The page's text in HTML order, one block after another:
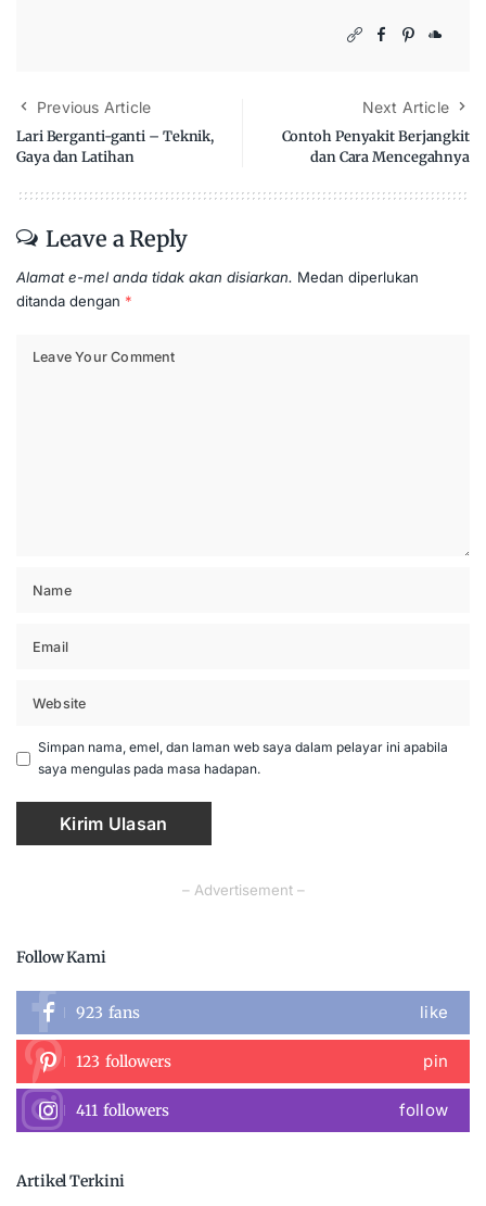
Previous Article
Lari Berganti-ganti – Teknik,
Gaya dan Latihan
Next Article
Contoh Penyakit Berjangkit
dan Cara Mencegahnya
Leave a Reply
Alamat e-mel anda tidak akan disiarkan. Medan diperlukan
ditanda dengan *
Simpan nama, emel, dan laman web saya dalam pelayar ini apabila
saya mengulas pada masa hadapan.
– Advertisement –
Follow Kami
923 fans like
123 followers pin
411 followers follow
Artikel Terkini